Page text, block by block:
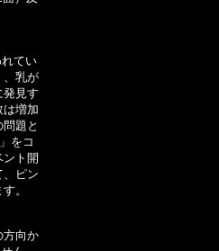
てい
、乳が
発見す
は増加
題と
をコ
ト開
、ピン
。
方向か